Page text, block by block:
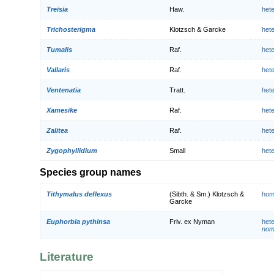
Treisia Haw.
Trichosterigma Klotzsch & Garcke
Tumalis Raf.
Vallaris Raf.
Ventenatia Tratt.
Xamesike Raf.
Zalitea Raf.
Zygophyllidium Small
Species group names
Tithymalus deflexus
(Sibth. & Sm.) Klotzsch &
Garcke
Euphorbia pythinsa Friv. ex Nyman
Literature